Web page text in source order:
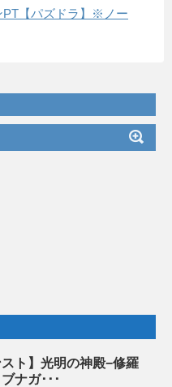
PT【パズドラ】※ノー
スト】光明の神殿−修羅
ナガ･･･